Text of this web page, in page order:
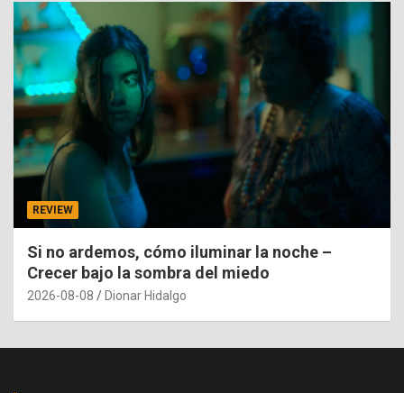
REVIEW
Si no ardemos, cómo iluminar la noche –
Crecer bajo la sombra del miedo
2026-08-08 Dionar Hidalgo